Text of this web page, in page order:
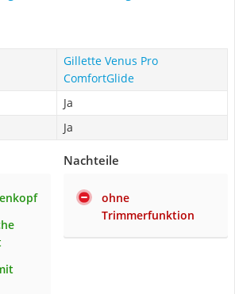
Gillette Venus Pro
ComfortGlide
Ja
Ja
Nachteile
ohne
Trimmerfunktion